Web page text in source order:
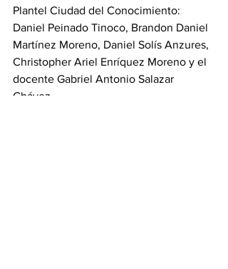
Plantel Ciudad del Conocimiento:
Daniel Peinado Tinoco, Brandon Daniel
Martínez Moreno, Daniel Solís Anzures,
Christopher Ariel Enríquez Moreno y el
docente Gabriel Antonio Salazar
Chávez.